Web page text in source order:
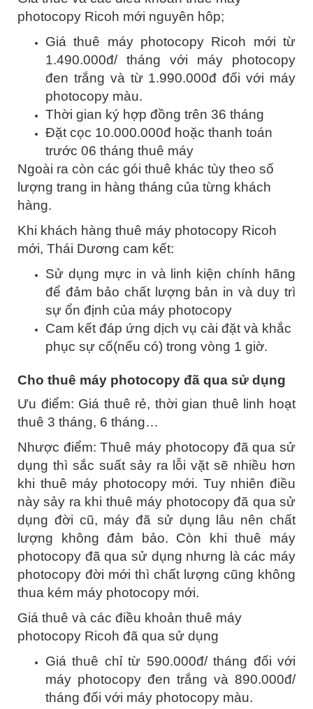
photocopy Ricoh mới nguyên hôp;
Giá thuê máy photocopy Ricoh mới từ
1.490.000đ/ tháng với máy photocopy
đen trắng và từ 1.990.000đ đối với máy
photocopy màu.
Thời gian ký hợp đồng trên 36 tháng
Đặt cọc 10.000.000đ hoặc thanh toán
trước 06 tháng thuê máy
Ngoài ra còn các gói thuê khác tùy theo số
lượng trang in hàng tháng của từng khách
hàng.
Khi khách hàng thuê máy photocopy Ricoh
mới, Thái Dương cam kết:
Sử dụng mực in và linh kiện chính hãng
để đảm bảo chất lượng bản in và duy trì
sự ổn định của máy photocopy
Cam kết đáp ứng dịch vụ cài đặt và khắc
phục sự cố(nếu có) trong vòng 1 giờ.
Cho thuê máy photocopy đã qua sử dụng
Ưu điểm: Giá thuê rẻ, thời gian thuê linh hoạt
thuê 3 tháng, 6 tháng…
Nhược điểm: Thuê máy photocopy đã qua sử
dụng thì sắc suất sảy ra lỗi vặt sẽ nhiều hơn
khi thuê máy photocopy mới. Tuy nhiên điều
này sảy ra khi thuê máy photocopy đã qua sử
dụng đời cũ, máy đã sử dụng lâu nên chất
lượng không đảm bảo. Còn khi thuê máy
photocopy đã qua sử dụng nhưng là các máy
photocopy đời mới thì chất lượng cũng không
thua kém máy photocopy mới.
Giá thuê và các điều khoản thuê máy
photocopy Ricoh đã qua sử dụng
Giá thuê chỉ từ 590.000đ/ tháng đối với
máy photocopy đen trắng và 890.000đ/
tháng đối với máy photocopy màu.